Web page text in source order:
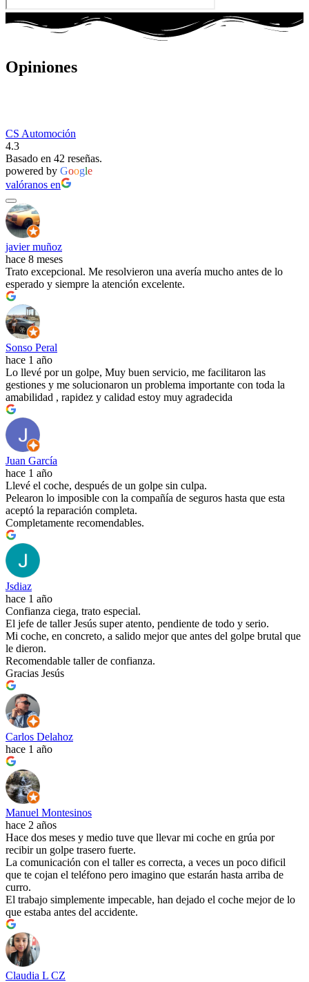
Opiniones
CS Automoción
4.3
Basado en 42 reseñas.
powered by Google
valóranos en
javier muñoz
hace 8 meses
Trato excepcional. Me resolvieron una avería mucho antes de lo
esperado y siempre la atención excelente.
Sonso Peral
hace 1 año
Lo llevé por un golpe, Muy buen servicio, me facilitaron las
gestiones y me solucionaron un problema importante con toda la
amabilidad , rapidez y calidad estoy muy agradecida
Juan García
hace 1 año
Llevé el coche, después de un golpe sin culpa.
Pelearon lo imposible con la compañía de seguros hasta que esta
aceptó la reparación completa.
Completamente recomendables.
Jsdiaz
hace 1 año
Confianza ciega, trato especial.
El jefe de taller Jesús super atento, pendiente de todo y serio.
Mi coche, en concreto, a salido mejor que antes del golpe brutal que
le dieron.
Recomendable taller de confianza.
Gracias Jesús
Carlos Delahoz
hace 1 año
Manuel Montesinos
hace 2 años
Hace dos meses y medio tuve que llevar mi coche en grúa por
recibir un golpe trasero fuerte.
La comunicación con el taller es correcta, a veces un poco dificil
que te cojan el teléfono pero imagino que estarán hasta arriba de
curro.
El trabajo simplemente impecable, han dejado el coche mejor de lo
que estaba antes del accidente.
Claudia L CZ